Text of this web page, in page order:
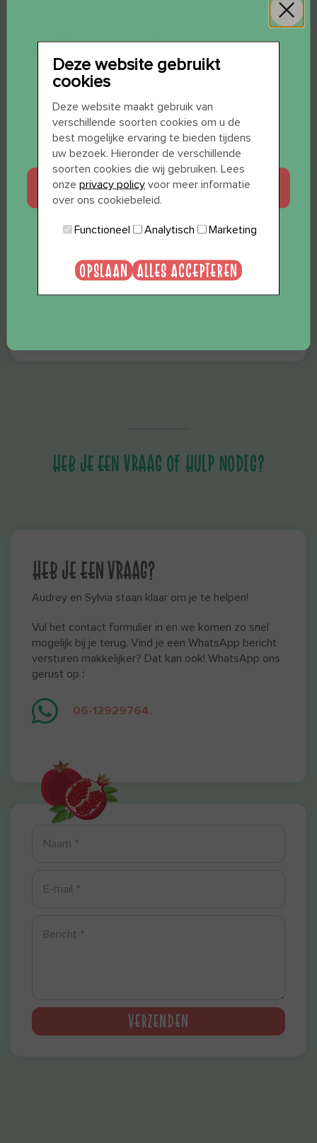
REGISTREREN
Wachtwoord*
REGISTREREN
HEB JE EEN VRAAG OF HULP NODIG?
HEB JE EEN VRAAG?
Audrey en Sylvia staan klaar om je te helpen!
Vul het contact formulier in en we komen zo snel
mogelijk bij je terug. Vind je een WhatsApp bericht
versturen makkelijker? Dat kan ook! WhatsApp ons
gerust op :
06-12929764.
VERZENDEN
Deze website gebruikt
cookies
Deze website maakt gebruik van
verschillende soorten cookies om u de
best mogelijke ervaring te bieden tijdens
uw bezoek. Hieronder de verschillende
soorten cookies die wij gebruiken. Lees
onze privacy policy voor meer informatie
over ons cookiebeleid.
Functioneel Analytisch Marketing
OPSLAAN ALLES ACCEPTEREN
WIL JE 12 SHOTS
CADEAU?
JA, GRAAG
NEE, BEDANKT